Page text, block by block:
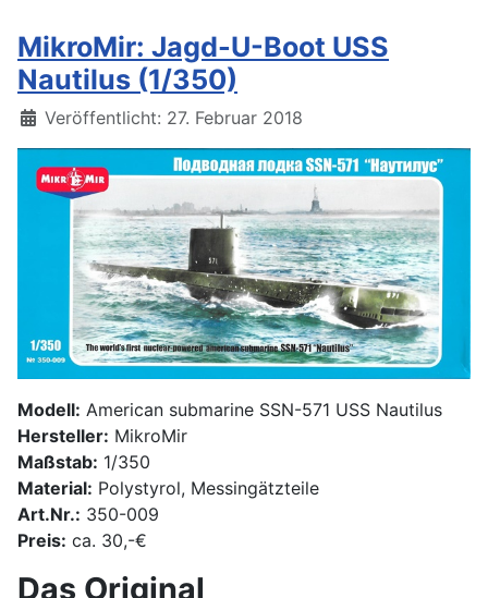
MikroMir: Jagd-U-Boot USS
Nautilus (1/350)
Details
Veröffentlicht: 27. Februar 2018
Modell: American submarine SSN-571 USS Nautilus
Hersteller: MikroMir
Maßstab: 1/350
Material: Polystyrol, Messingätzteile
Art.Nr.: 350-009
Preis: ca. 30,-€
Das Original